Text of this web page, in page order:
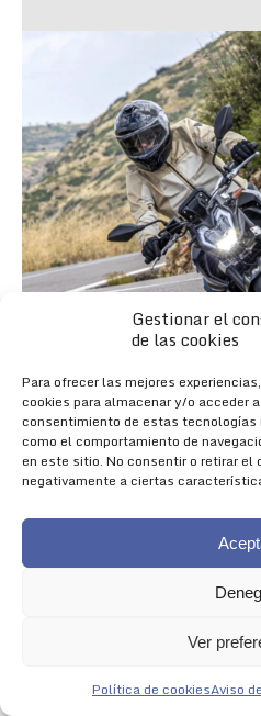
Gestionar el
de las cookies
Para ofrecer las mejores
cookies para almacenar y/o acceder
consentimiento de estas tecnologías
como el comportamiento de
en este sitio. No consentir o retirar
negativamente a ciertas
Ver
Política de cookiesAviso
NACIDA PARA